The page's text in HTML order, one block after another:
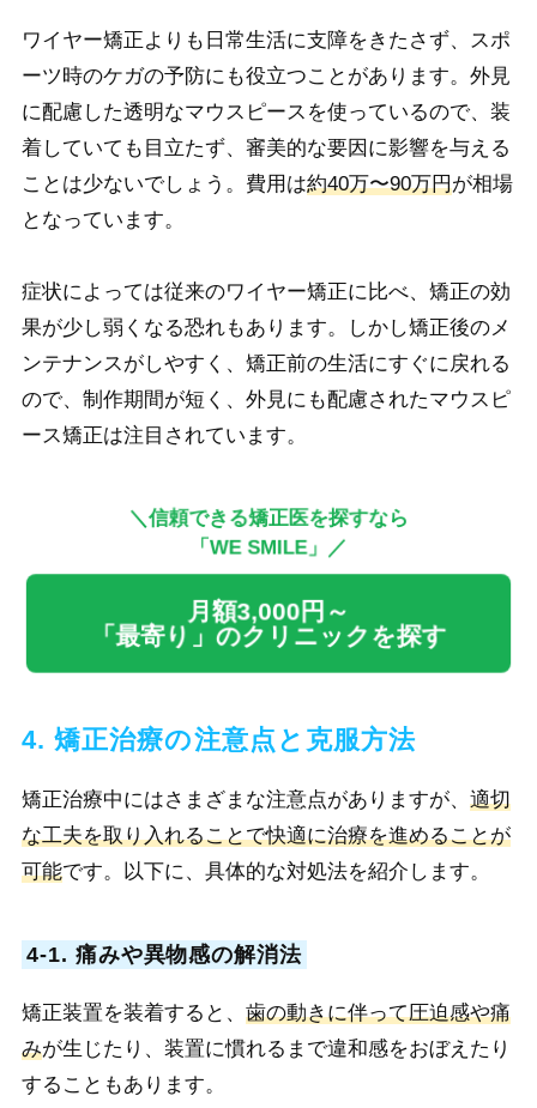
ワイヤー矯正よりも日常生活に支障をきたさず、スポ
ーツ時のケガの予防にも役立つことがあります。外見
に配慮した透明なマウスピースを使っているので、装
着していても目立たず、審美的な要因に影響を与える
ことは少ないでしょう。費用は約40万〜90万円が相場
となっています。
症状によっては従来のワイヤー矯正に比べ、矯正の効
果が少し弱くなる恐れもあります。しかし矯正後のメ
ンテナンスがしやすく、矯正前の生活にすぐに戻れる
ので、制作期間が短く、外見にも配慮されたマウスピ
ース矯正は注目されています。
＼信頼できる矯正医を探すなら
「WE SMILE」／
月額3,000円～
「最寄り」のクリニックを探す
4. 矯正治療の注意点と克服方法
矯正治療中にはさまざまな注意点がありますが、 適切
な工夫を取り入れることで快適に治療を進めることが
可能です。以下に、具体的な対処法を紹介します。
4-1. 痛みや異物感の解消法
矯正装置を装着すると、 歯の動きに伴って圧迫感や痛
みが生じたり、装置に慣れるまで違和感をおぼえたり
することもあります。